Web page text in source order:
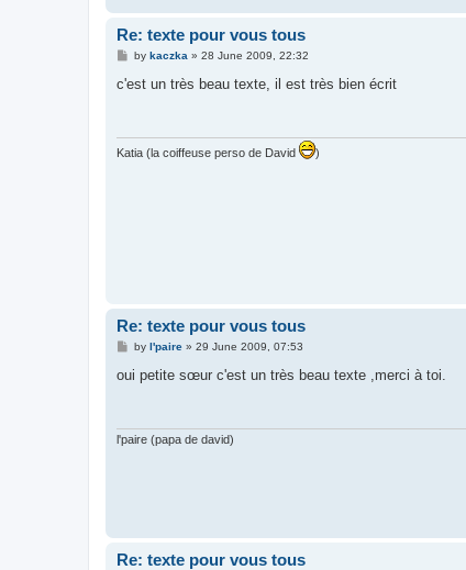
Re: texte pour vous tous
P
s
by kaczka » 28 June 2009, 22:32
c'est un très beau texte, il est très bien écrit
Katia (la coiffeuse perso de David )
Re: texte pour vous tous
P
s
by l'paire» 29 June 2009, 07:53
oui petite sœur c'est un très beau texte ,merci à toi.
l'paire (papa de david)
Re: texte pour vous tous